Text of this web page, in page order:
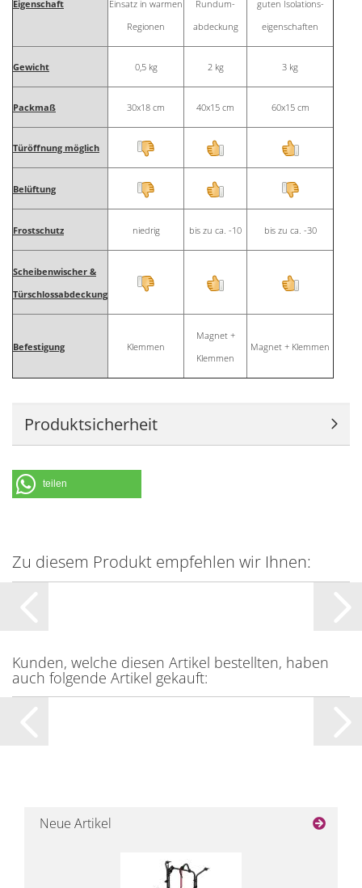
Eigenschaft
Einsatz in warmen
Regionen
Rundum-
abdeckung
guten Isolations-
eigenschaften
Gewicht 0,5 kg 2 kg 3 kg
Packmaß 30x18 cm 40x15 cm 60x15 cm
Türöffnung möglich
Belüftung
Frostschutz niedrig bis zu ca. -10 bis zu ca. -30
Scheibenwischer &
Türschlossabdeckung
Befestigung Klemmen
Magnet +
Klemmen
Magnet + Klemmen
Produktsicherheit
teilen
Zu diesem Produkt empfehlen wir Ihnen:
Kunden, welche diesen Artikel bestellten, haben
auch folgende Artikel gekauft:
Neue Artikel